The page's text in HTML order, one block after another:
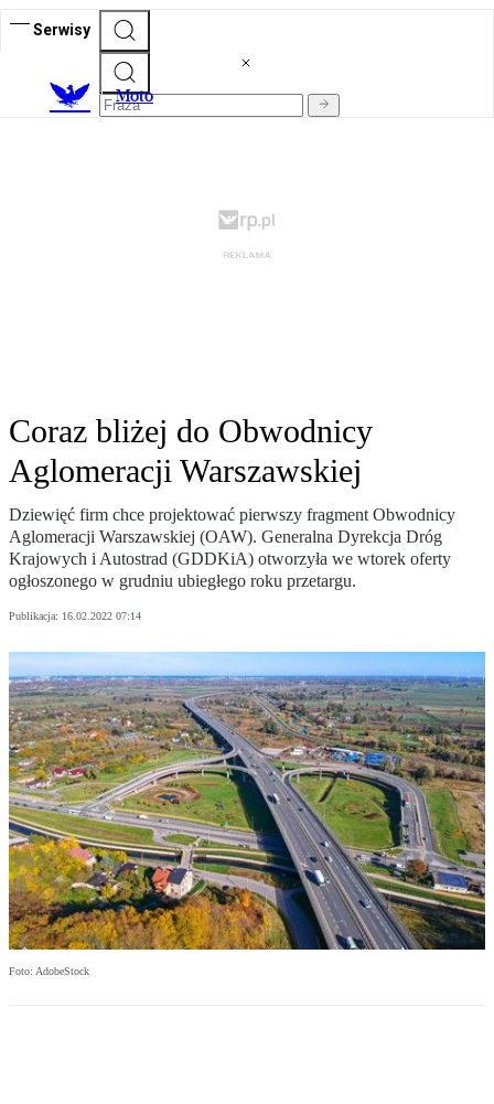
Serwisy
Moto
Coraz bliżej do Obwodnicy
Aglomeracji Warszawskiej
Dziewięć firm chce projektować pierwszy fragment Obwodnicy
Aglomeracji Warszawskiej (OAW). Generalna Dyrekcja Dróg
Krajowych i Autostrad (GDDKiA) otworzyła we wtorek oferty
ogłoszonego w grudniu ubiegłego roku przetargu.
Publikacja: 16.02.2022 07:14
Foto: AdobeStock